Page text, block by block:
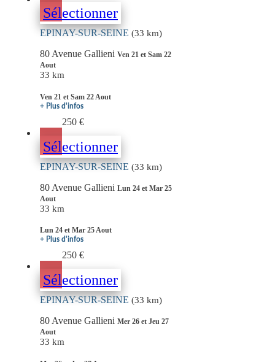
Sélectionner
EPINAY-SUR-SEINE (33 km)
80 Avenue Gallieni Ven 21 et Sam 22
Aout
33 km
Ven 21 et Sam 22 Aout
+ Plus d'infos
250 €
Sélectionner
EPINAY-SUR-SEINE (33 km)
80 Avenue Gallieni Lun 24 et Mar 25
Aout
33 km
Lun 24 et Mar 25 Aout
+ Plus d'infos
250 €
Sélectionner
EPINAY-SUR-SEINE (33 km)
80 Avenue Gallieni Mer 26 et Jeu 27
Aout
33 km